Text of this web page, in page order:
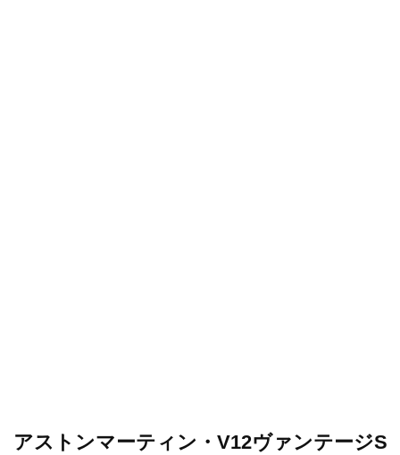
アストンマーティン・V12ヴァンテージS